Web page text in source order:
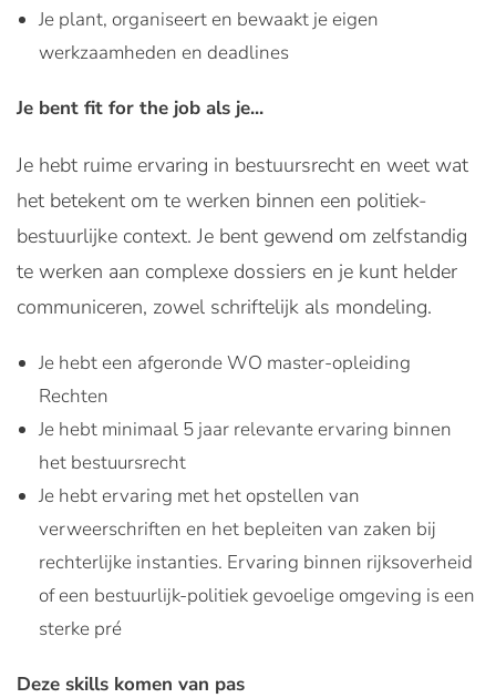
Je plant, organiseert en bewaakt je eigen
werkzaamheden en deadlines
Je bent fit for the job als je...
Je hebt ruime ervaring in bestuursrecht en weet wat
het betekent om te werken binnen een politiek-
bestuurlijke context. Je bent gewend om zelfstandig
te werken aan complexe dossiers en je kunt helder
communiceren, zowel schriftelijk als mondeling.
Je hebt een afgeronde WO master-opleiding
Rechten
Je hebt minimaal 5 jaar relevante ervaring binnen
het bestuursrecht
Je hebt ervaring met het opstellen van
verweerschriften en het bepleiten van zaken bij
rechterlijke instanties. Ervaring binnen rijksoverheid
of een bestuurlijk-politiek gevoelige omgeving is een
sterke pré
Deze skills komen van pas